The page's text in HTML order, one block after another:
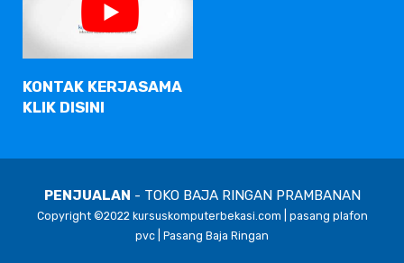
KLIK DISINI
Copyright ©2022 kursuskomputerbekasi.com |pasang plafon
pvc|Pasang Baja Ringan